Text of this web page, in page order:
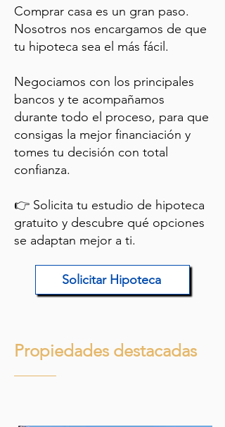
Comprar casa es un gran paso.
Nosotros nos encargamos de que
tu hipoteca sea el más fácil.
Negociamos con los principales
bancos y te acompañamos
durante todo el proceso, para que
consigas la mejor financiación y
tomes tu decisión con total
confianza.
👉 Solicita tu estudio de hipoteca
gratuito y descubre qué opciones
se adaptan mejor a ti.
Solicitar Hipoteca
Propiedades destacadas